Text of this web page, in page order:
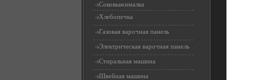
Соковыжималка
Хлебопечка
Газовая варочная панель
Электрическая варочная панель
Стиральная машина
Швейная машина